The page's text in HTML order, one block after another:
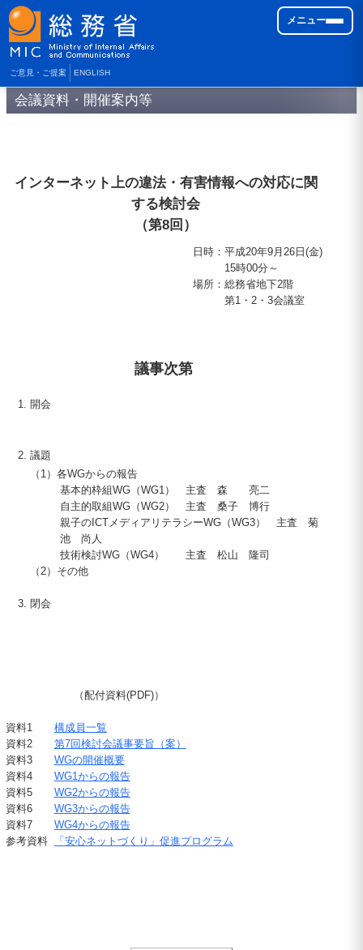
ご意見・ご提案 ENGLISH
メニュー
会議資料・開催案内等
インターネット上の違法・有害情報への対応に関
する検討会
（第8回）
日時： 平成20年9月26日(金)
15時00分～
場所： 総務省地下2階
第1・2・3会議室
議事次第
開会
議題
（1） 各WGからの報告
基本的枠組WG（WG1） 主査 森 亮二
自主的取組WG（WG2） 主査 桑子 博行
親子のICTメディアリテラシーWG（WG3） 主査 菊
池 尚人
技術検討WG（WG4） 主査 松山 隆司
（2） その他
閉会
（配付資料(PDF)）
資料1
構成員一覧
資料2
第7回検討会議事要旨（案）
資料3
WGの開催概要
資料4
WG1からの報告
資料5
WG2からの報告
資料6
WG3からの報告
資料7
WG4からの報告
参考資料
「安心ネットづくり」促進プログラム